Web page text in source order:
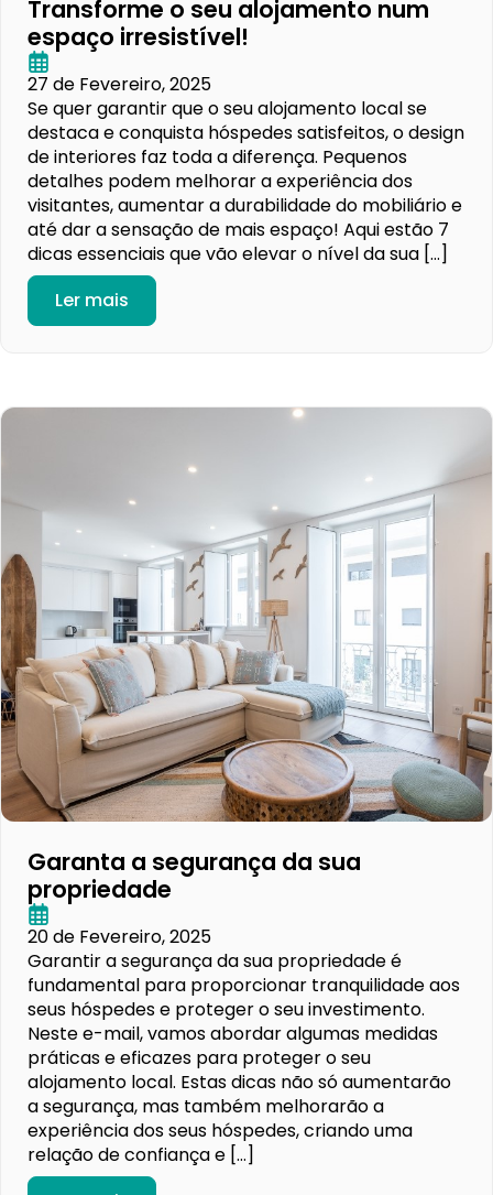
Transforme o seu alojamento num
espaço irresistível!
27 de Fevereiro, 2025
Se quer garantir que o seu alojamento local se
destaca e conquista hóspedes satisfeitos, o design
de interiores faz toda a diferença. Pequenos
detalhes podem melhorar a experiência dos
visitantes, aumentar a durabilidade do mobiliário e
até dar a sensação de mais espaço! Aqui estão 7
dicas essenciais que vão elevar o nível da sua […]
Ler mais
Garanta a segurança da sua
propriedade
20 de Fevereiro, 2025
Garantir a segurança da sua propriedade é
fundamental para proporcionar tranquilidade aos
seus hóspedes e proteger o seu investimento.
Neste e-mail, vamos abordar algumas medidas
práticas e eficazes para proteger o seu
alojamento local. Estas dicas não só aumentarão
a segurança, mas também melhorarão a
experiência dos seus hóspedes, criando uma
relação de confiança e […]